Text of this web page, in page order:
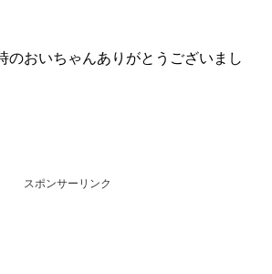
のおいちゃんありがとうございまし
スポンサーリンク